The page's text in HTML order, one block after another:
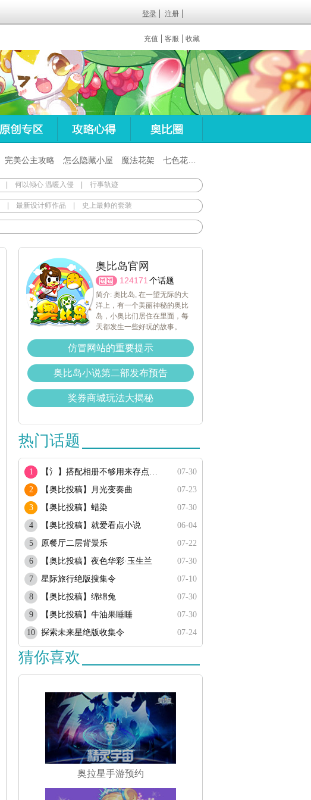
登录 注册
充值 客服 收藏
完美公主攻略 怎么隐藏小屋 魔法花架 七色花在哪
何以倾心 温暖入侵 行事轨迹
最新设计师作品 史上最帅的套装
奥比岛官网
124171 个话题
简介: 奥比岛, 在一望无际的大
洋上，有一个美丽神秘的奥比
岛，小奥比们居住在里面，每
天都发生一些好玩的故事。
仿冒网站的重要提示
奥比岛小说第二部发布预告
奖券商城玩法大揭秘
热门话题
1 【氵】搭配相册不够用来存点搭配
07-30
2
【奥比投稿】月光变奏曲
07-23
3
【奥比投稿】蜡染
07-30
4
【奥比投稿】就爱看点小说
06-04
5
原餐厅二层背景乐
07-22
6
【奥比投稿】夜色华彩·玉生兰
07-30
7
星际旅行绝版搜集令
07-10
8
【奥比投稿】绵绵兔
07-30
9
【奥比投稿】牛油果睡睡
07-30
10
探索未来星绝版收集令 07-24
猜你喜欢
奥拉星手游预约